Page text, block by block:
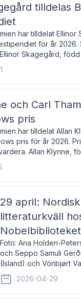
tilldelas
har tilldelat Ellinor
för år 2026.
Skagegård, född
och musiker. Hon
Svenska Dagbladet,
och Carl
pris
har tilldelat Allan
pris för år 2026.
Allan Klynne,
översättare och
Ut
29 april: Nordisk
litteraturkväll
Nobelbiblioteket
Foto: Ana Holden-
och Seppo Samuli
(Island) och Vónbjørt
läser ur sina verk och
John Swedenmark. De
färöiska, isländska och
2026-04-29